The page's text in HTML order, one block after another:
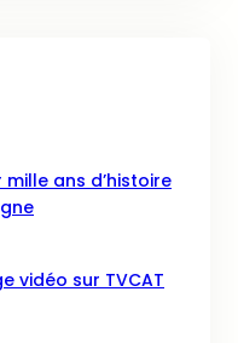
ans d’histoire
vidéo sur TVCAT